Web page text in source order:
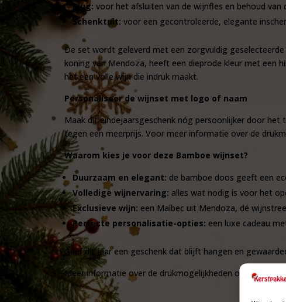
Plug: voor het afsluiten van de wijnfles en behoud van
Schenktuit: voor een gecontroleerde, elegante
De set wordt geleverd met een zorgvuldig geselecteerde
koning van Mendoza, heeft een dieprode kleur met een
het een volle wijn die indruk maakt.
Personaliseer de wijnset met logo of naam
Maak dit eindejaarsgeschenk nóg persoonlijker door
tegen een meerprijs. Voor meer informatie over de
Waarom kies je voor deze Bamboe wijnset?
Duurzaam en elegant: de bamboe doos geeft een
Volledige wijnervaring: alles wat nodig is voor het
Exclusieve wijn: een Malbec uit Mendoza, dé
Perfecte personalisatie-opties: een luxe cadeau
Geef dit jaar een geschenk dat blijft hangen en
Meer informatie over de drukmogelijkheden of prijzen?